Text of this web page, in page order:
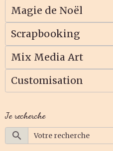
Magie de Noël
Scrapbooking
Mix Media Art
Customisation
Je recherche